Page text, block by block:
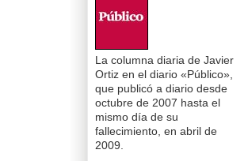
La columna diaria de Javier
Ortiz en el diario «Público»,
que publicó a diario desde
octubre de 2007 hasta el
mismo día de su
fallecimiento, en abril de
2009.